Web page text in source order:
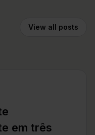
View all posts
em três